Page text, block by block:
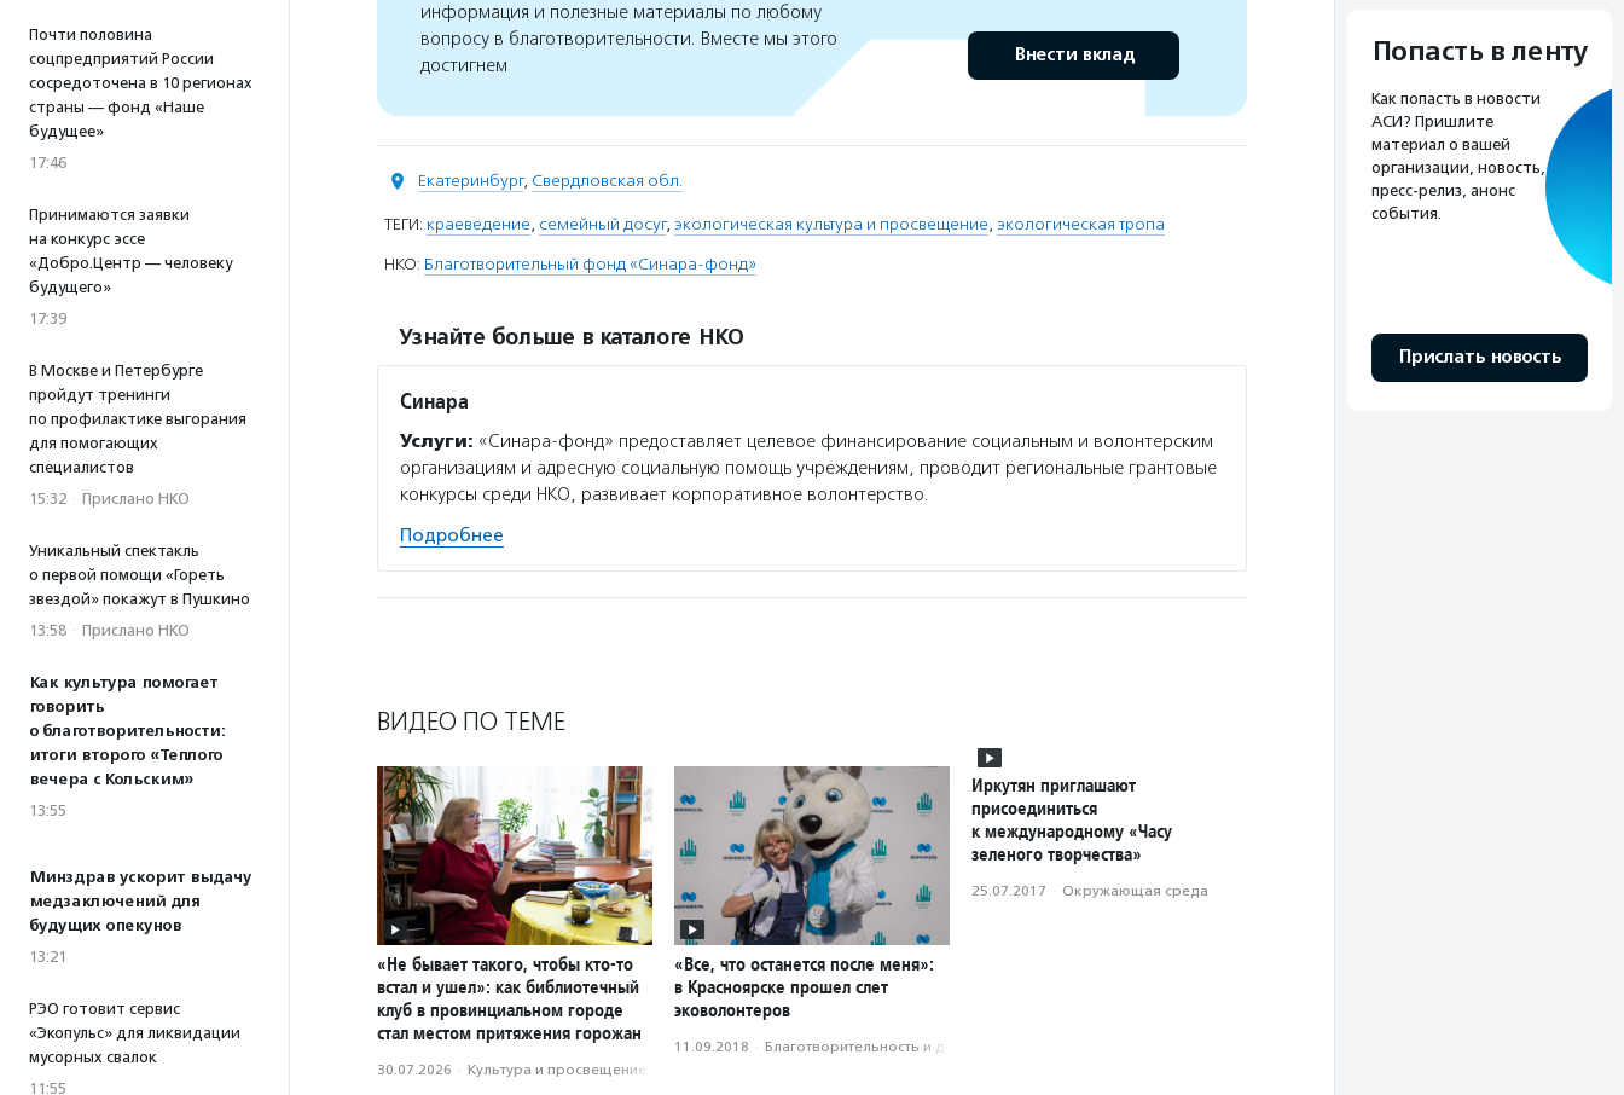
Почти половина
соцпредприятий России
сосредоточена в 10 регионах
страны — фонд «Наше
будущее»
17:46
Принимаются заявки
на конкурс эссе
«Добро.Центр — человеку
будущего»
17:39
В Москве и Петербурге
пройдут тренинги
по профилактике выгорания
для помогающих
специалистов
15:32 · Прислано НКО
Уникальный спектакль
о первой помощи «Гореть
звездой» покажут в Пушкино
13:58 · Прислано НКО
Как культура помогает
говорить
о благотворительности:
итоги второго «Теплого
вечера с Кольским»
13:55
Минздрав ускорит выдачу
медзаключений для
будущих опекунов
13:21
РЭО готовит сервис
«Экопульс» для ликвидации
мусорных свалок
11:55
информация и полезные материалы по любому
вопросу в благотворительности. Вместе мы этого
достигнем
Внести вклад
Екатеринбург, Свердловская обл.
ТЕГИ: краеведение, семейный досуг, экологическая культура и просвещение, экологическая тропа
НКО: Благотворительный фонд «Синара-фонд»
Узнайте больше в каталоге НКО
Синара
Услуги: «Синара-фонд» предоставляет целевое финансирование социальным и волонтерским
организациям и адресную социальную помощь учреждениям, проводит региональные грантовые
конкурсы среди НКО, развивает корпоративное волонтерство.
Подробнее
ВИДЕО ПО ТЕМЕ
«Не бывает такого, чтобы кто-то
встал и ушел»: как библиотечный
клуб в провинциальном городе
стал местом притяжения горожан
30.07.2026 · Культура и просвещение
«Все, что останется после меня»:
в Красноярске прошел слет
эковолонтеров
11.09.2018 · Благотвори­тель­ность и доброволь­чест­во
Иркутян приглашают
присоединиться
к международному «Часу
зеленого творчества»
25.07.2017 · Окружающая среда
Попасть в ленту
Как попасть в новости
АСИ? Пришлите
материал о вашей
организации, новость,
пресс-релиз, анонс
события.
Прислать новость